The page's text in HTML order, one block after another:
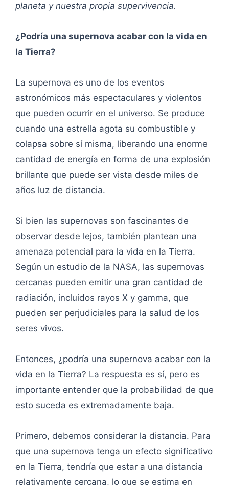
planeta y nuestra propia supervivencia.
¿Podría una supernova acabar con la vida en
la Tierra?
La supernova es uno de los eventos
astronómicos más espectaculares y violentos
que pueden ocurrir en el universo. Se produce
cuando una estrella agota su combustible y
colapsa sobre sí misma, liberando una enorme
cantidad de energía en forma de una explosión
brillante que puede ser vista desde miles de
años luz de distancia.
Si bien las supernovas son fascinantes de
observar desde lejos, también plantean una
amenaza potencial para la vida en la Tierra.
Según un estudio de la NASA, las supernovas
cercanas pueden emitir una gran cantidad de
radiación, incluidos rayos X y gamma, que
pueden ser perjudiciales para la salud de los
seres vivos.
Entonces, ¿podría una supernova acabar con la
vida en la Tierra? La respuesta es sí, pero es
importante entender que la probabilidad de que
esto suceda es extremadamente baja.
Primero, debemos considerar la distancia. Para
que una supernova tenga un efecto significativo
en la Tierra, tendría que estar a una distancia
relativamente cercana, lo que se estima en